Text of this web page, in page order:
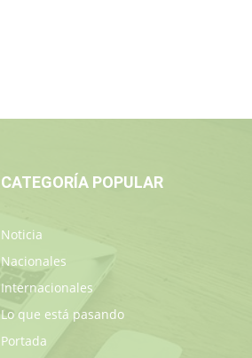
CATEGORÍA POPULAR
Noticia
Nacionales
Internacionales
Lo que está pasando
Portada